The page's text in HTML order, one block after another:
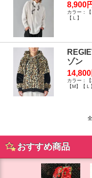
8,900
カラー：
【Ｌ】
ゾン
カラー：
【M】【Ｌ
おすすめ商品